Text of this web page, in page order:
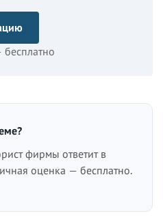
фирмы ответит в
оценка — бесплатно.